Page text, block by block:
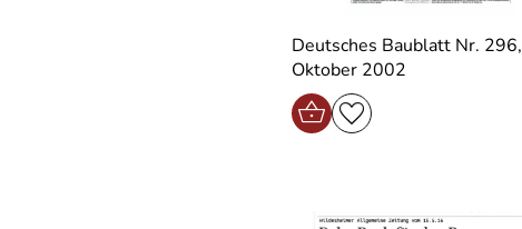
Deutsches Baublatt Nr. 296,
Oktober 2002